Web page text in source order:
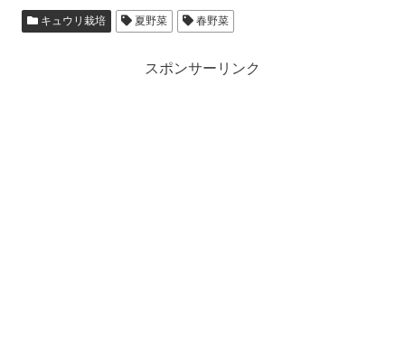
キュウリ栽培 夏野菜 春野菜
スポンサーリンク